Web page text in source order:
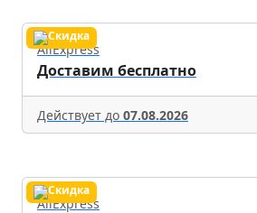
AliExpress
Доставим бесплатно
Действует до 07.08.2026
AliExpress